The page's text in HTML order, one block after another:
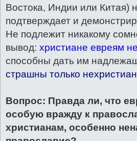
Востока, Индии или Китая)
подтверждает и
Не подлежит никакому
вывод: христиане евреям
способны дать им
страшны только
Вопрос: Правда ли, что
особую вражду к
христианам, особенно